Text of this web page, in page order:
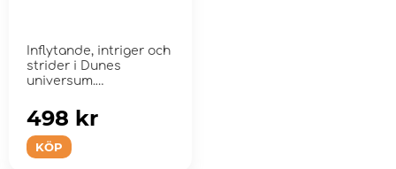
Inflytande, intriger och
strider i Dunes
universum.
KÖP
498 kr